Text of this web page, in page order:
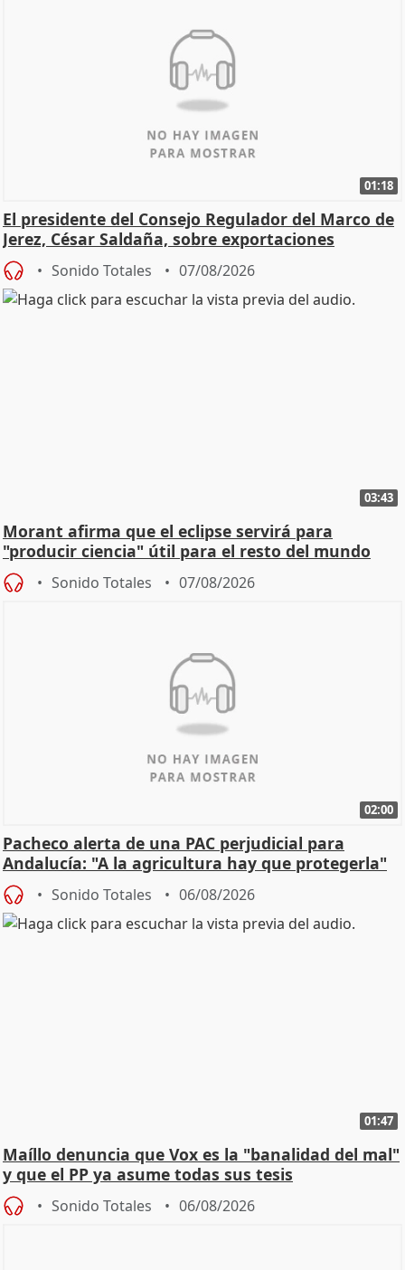
01:18
El presidente del Consejo Regulador del Marco de
Jerez, César Saldaña, sobre exportaciones
Sonido Totales 07/08/2026
03:43
Morant afirma que el eclipse servirá para
"producir ciencia" útil para el resto del mundo
Sonido Totales 07/08/2026
02:00
Pacheco alerta de una PAC perjudicial para
Andalucía: "A la agricultura hay que protegerla"
Sonido Totales 06/08/2026
01:47
Maíllo denuncia que Vox es la "banalidad del mal"
y que el PP ya asume todas sus tesis
Sonido Totales 06/08/2026